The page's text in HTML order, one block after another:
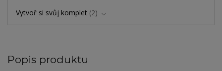
Vytvoř si svůj komplet 2
Popis produktu